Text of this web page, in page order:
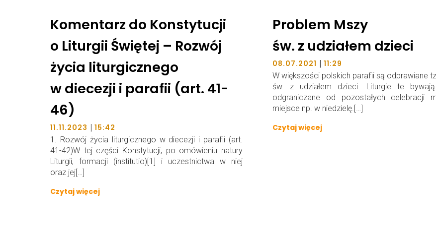
Komentarz do Konstytucji
o Liturgii Świętej – Rozwój
życia liturgicznego
w diecezji i parafii (art. 41-
46)
11.11.2023 | 15:42
1. Rozwój życia liturgicznego w diecezji i parafii (art.
41-42)W tej części Konstytucji, po omówieniu natury
Liturgii, formacji (institutio)[1] i uczestnictwa w niej
oraz jej[…]
Czytaj więcej
Problem Mszy
św. z udziałem dzieci
08.07.2021 | 11:29
W większości polskich parafii są odprawiane
św. z udziałem dzieci. Liturgie te
odgraniczane od pozostałych celebracji
miejsce np. w niedzielę.[…]
Czytaj więcej